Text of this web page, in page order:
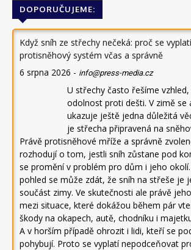
DOPORUČUJEME:
Když sníh ze střechy nečeká: proč se
protisněhový systém včas a správně
6 srpna 2026 - info@press-media.cz
U střechy často řešíme
odolnost proti dešti. V zimě se
ukazuje ještě jedna důležitá
je střecha připravená na
Právě protisněhové mříže a správně
rozhodují o tom, jestli sníh zůstane pod
se promění v problém pro dům i jeho
pohled se může zdát, že sníh na střeše je
součást zimy. Ve skutečnosti ale právě
mezi situace, které dokážou během pár
škody na okapech, autě, chodníku i
A v horším případě ohrozit i lidi, kteří se
pohybují. Proto se vyplatí nepodceňovat